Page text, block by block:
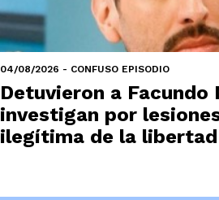
04/08/2026 - CONFUSO EPISODIO
Detuvieron a Facundo
investigan por
ilegítima de la libertad